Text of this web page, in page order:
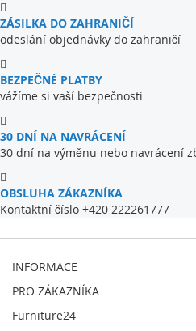
ZÁSILKA DO ZAHRANIČÍ
odeslání objednávky do zahraničí
BEZPEČNÉ PLATBY
vážíme si vaší bezpečnosti
30 DNÍ NA NAVRÁCENÍ
30 dní na výměnu nebo navrácení
OBSLUHA ZÁKAZNÍKA
Kontaktní číslo +420 222261777
INFORMACE
PRO ZÁKAZNÍKA
Furniture24